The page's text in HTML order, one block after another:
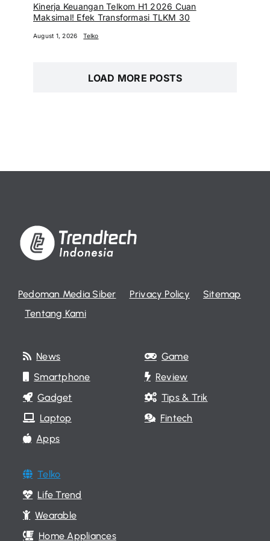
Kinerja Keuangan Telkom H1 2026 Cuan
Maksimal! Efek Transformasi TLKM 30
August 1, 2026 Telko
LOAD MORE POSTS
Pedoman Media Siber Privacy Policy
Sitemap
Tentang Kami
News
Smartphone
Gadget
Laptop
Apps
Game
Review
Tips & Trik
Fintech
Telko
Life Trend
Wearable
Home Appliances